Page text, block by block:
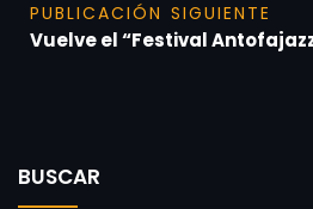
PUBLICACIÓN SIGUIENTE
Vuelve el “Festival
BUSCAR